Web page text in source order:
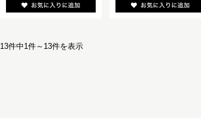
13件中1件～13件を表示